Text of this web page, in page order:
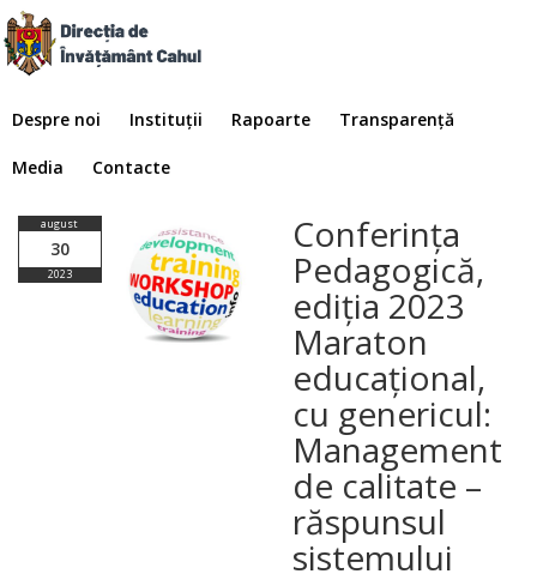
Despre noi Instituții Rapoarte Transparență
Media Contacte
august
30
2023
Conferința
Pedagogică,
ediția 2023
Maraton
educațional,
cu genericul:
Management
de calitate –
răspunsul
sistemului